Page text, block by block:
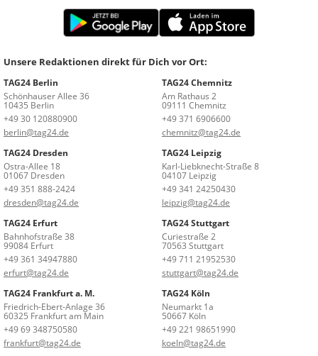
Unsere Redaktionen direkt für Dich vor Ort:
TAG24 Berlin
Schönhauser Allee 36
10435 Berlin
+49 30 120880900
berlin@tag24.de
TAG24 Chemnitz
Am Rathaus 2
09111 Chemnitz
+49 371 6906600
chemnitz@tag24.de
TAG24 Dresden
Ostra-Allee 18
01067 Dresden
+49 351 888-2424
dresden@tag24.de
TAG24 Leipzig
Karl-Liebknecht-Straße 8
04107 Leipzig
+49 341 24250430
leipzig@tag24.de
TAG24 Erfurt
Bahnhofstraße 38
99084 Erfurt
+49 361 34947880
erfurt@tag24.de
TAG24 Stuttgart
Curiestraße 2
70563 Stuttgart
+49 711 21952530
stuttgart@tag24.de
TAG24 Frankfurt a. M.
Friedrich-Ebert-Anlage 36
60325 Frankfurt am Main
+49 69 348750580
frankfurt@tag24.de
TAG24 Köln
Neumarkt 1a
50667 Köln
+49 221 98651990
koeln@tag24.de